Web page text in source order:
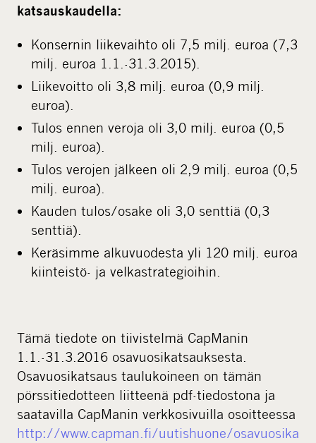
katsauskaudella:
Konsernin liikevaihto oli 7,5 milj. euroa (7,3
milj. euroa 1.1.-31.3.2015).
Liikevoitto oli 3,8 milj. euroa (0,9 milj.
euroa).
Tulos ennen veroja oli 3,0 milj. euroa (0,5
milj. euroa).
Tulos verojen jälkeen oli 2,9 milj. euroa (0,5
milj. euroa).
Kauden tulos/osake oli 3,0 senttiä (0,3
senttiä).
Keräsimme alkuvuodesta yli 120 milj. euroa
kiinteistö- ja velkastrategioihin.
Tämä tiedote on tiivistelmä CapManin
1.1.-31.3.2016 osavuosikatsauksesta.
Osavuosikatsaus taulukoineen on tämän
pörssitiedotteen liitteenä pdf-tiedostona ja
saatavilla CapManin verkkosivuilla osoitteessa
http://www.capman.fi/uutishuone/osavuosika